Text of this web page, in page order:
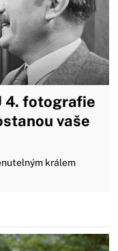
4. fotografie
vaše
králem